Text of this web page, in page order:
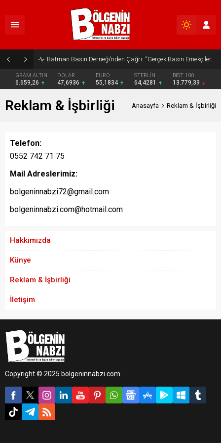
Batman Basın Derneği’nden Çağrı: “Gerçek Basın Emekçileri Desteklenmeli”
GRAM ALTIN
6.659,26
DOLAR
47,6936
EURO
55,1834
STERLİN
64,4281
BIST 100
13.779,39
Reklam & İşbirliği Anasayfa Reklam & İşbirliği
Telefon:
0552 742 71 75
Mail Adreslerimiz:
bolgeninnabzi72@gmail.com
bolgeninnabzi.com@hotmail.com
Hakkımızda
Künye
Reklam & İşbirliği
İletişim
Copyright © 2025 bolgeninnabzi.com